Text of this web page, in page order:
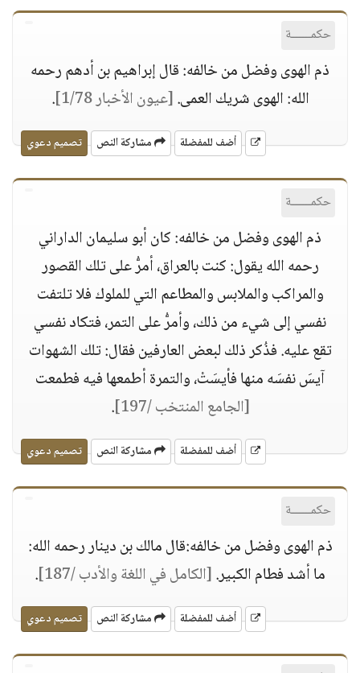
حكمــــــة
ذم الهوى وفضل من خالفه: قال إبراهيم بن أدهم رحمه
الله: الهوى شريك العمى.[عيون الأخبار 1/78] .
أضف للمفضلة مشاركة النص تصميم دعوي
حكمــــــة
ذم الهوى وفضل من خالفه: كان أبو سليمان الداراني
رحمه الله يقول: كنت بالعراق، أمرُّ على تلك القصور
والمراكب والملابس والمطاعم التي للملوك فلا تلتفت
نفسي إلى شيء من ذلك، وأمرُّ على التمر، فتكاد نفسي
تقع عليه. فذُكر ذلك لبعض العارفين فقال: تلك الشهوات
آيسَ نفسَه منها فأيسَتْ، والتمرة أطمعها فيه فطمعت
[الجامع المنتخب /197]
.
أضف للمفضلة مشاركة النص تصميم دعوي
حكمــــــة
ذم الهوى وفضل من خالفه:قال مالك بن دينار رحمه الله:
ما أشد فطام الكبير.[الكامل في اللغة والأدب /187] .
أضف للمفضلة مشاركة النص تصميم دعوي